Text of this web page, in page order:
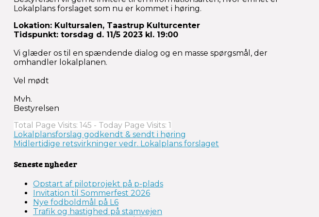
Lokalplans forslaget som nu er kommet i høring.
Lokation: Kultursalen, Taastrup Kulturcenter
Tidspunkt: torsdag d. 11/5 2023 kl. 19:00
Vi glæder os til en spændende dialog og en masse spørgsmål, der
omhandler lokalplanen.
Vel mødt
Mvh.
Bestyrelsen
Total Page Visits: 145 - Today Page Visits: 1
Indlægsnavigation
Lokalplansforslag godkendt & sendt i høring
Midlertidige retsvirkninger vedr. Lokalplans forslaget
Seneste nyheder
Opstart af pilotprojekt på p-plads
Invitation til Sommerfest 2026
Nye fodboldmål på L6
Trafik og hastighed på stamvejen